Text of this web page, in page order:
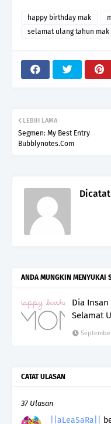
happy birthday mak
selamat ulang tahun mak
LEBIH LAMA
Segmen: My Best Entry
Bubblynotes.Com
ANDA MUNGKIN MENYUKAI
Dia
Selamat
CATAT ULASAN
37 Ulasan
||aLeaSaRa||